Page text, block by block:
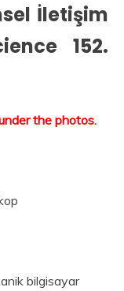
İletişim
152.
the photos.
bilgisayar